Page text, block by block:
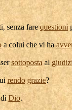
senza fare questioni
a colui che vi ha
sottoposta al
rendo grazie?
Dio.